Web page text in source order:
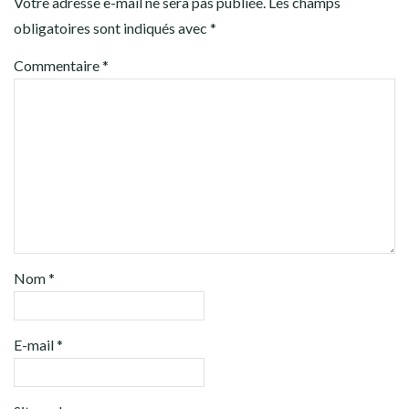
obligatoires sont indiqués avec *
Commentaire*
Nom*
E-mail*